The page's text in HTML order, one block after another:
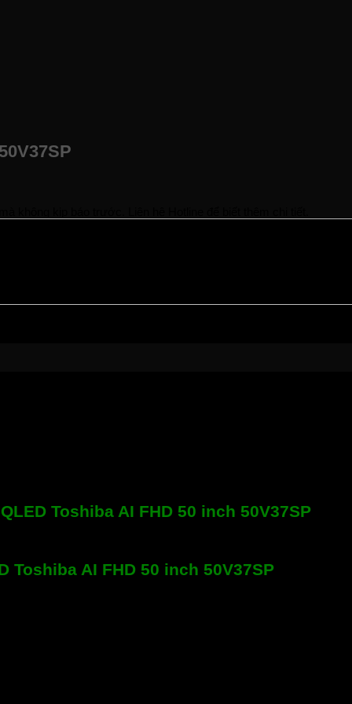
không kịp báo trước. Liên hệ Hotline để biết thêm chi tiết.
hàng.
Toshiba AI FHD 50 inch 50V37SP
Toshiba AI FHD 50 inch 50V37SP